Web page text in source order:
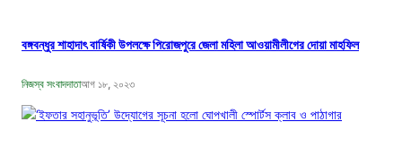
বঙ্গবন্ধুর শাহাদাৎ বার্ষিকী উপলক্ষে পিরোজপুরে জেলা মহিলা আওয়ামীলীগের দোয়া মাহফিল
নিজস্ব সংবাদদাতাআগ ১৮, ২০২৩